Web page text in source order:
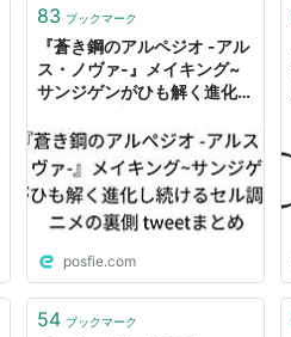
83 ブックマーク
『蒼き鋼のアルペジオ -アル
ス・ノヴァ-』メイキング~
サンジゲンがひも解く進化し
tweetまとめ
posfie.com
54 ブックマーク